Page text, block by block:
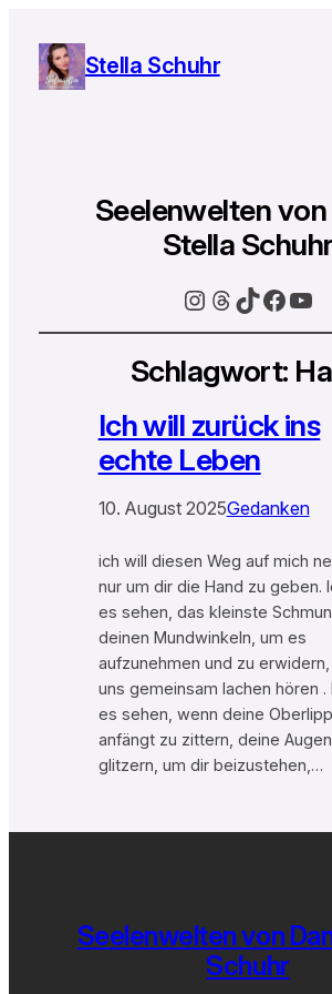
Stella Schuhr
Seelenwelten von
Stella Schuhr
Instagram
Threads
TikTok
Schlagwort:
Ich will zurück ins
echte Leben
10. August 2025Gedanken
ich will diesen Weg auf mich
nur um dir die Hand zu geben.
es sehen, das kleinste
deinen Mundwinkeln, um es
aufzunehmen und zu
uns gemeinsam lachen hören .
es sehen, wenn deine
anfängt zu zittern, deine
glitzern, um dir beizustehen,…
Seelenwelten von
Schuhr